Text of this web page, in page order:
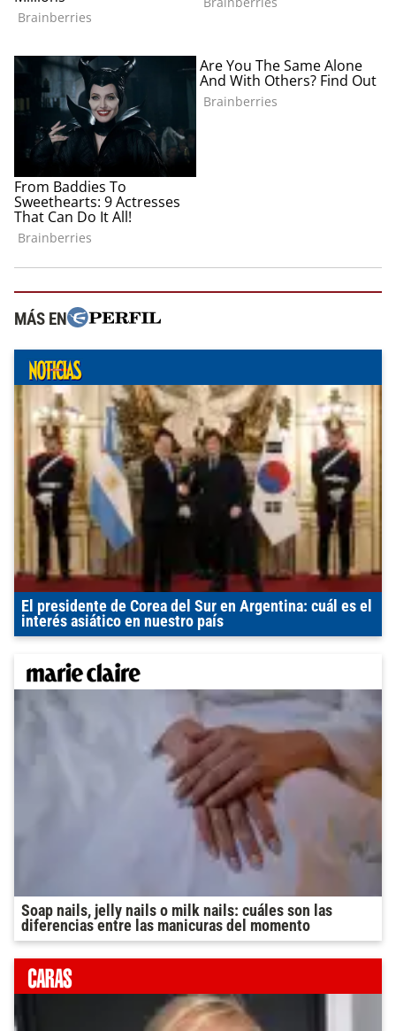
MÁS EN
El presidente de Corea del Sur en Argentina: cuál es el
interés asiático en nuestro país
Soap nails, jelly nails o milk nails: cuáles son las
diferencias entre las manicuras del momento